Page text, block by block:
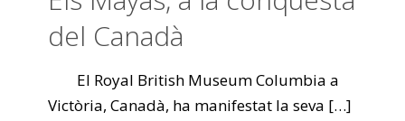
del Canadà
El Royal British Museum Columbia a
Victòria, Canadà, ha manifestat la seva […]